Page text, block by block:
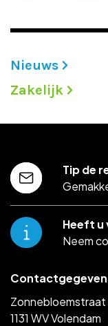
Nieuws
Zakelijk
1131 WV Volendam
Tip de
Heeft u
Neem